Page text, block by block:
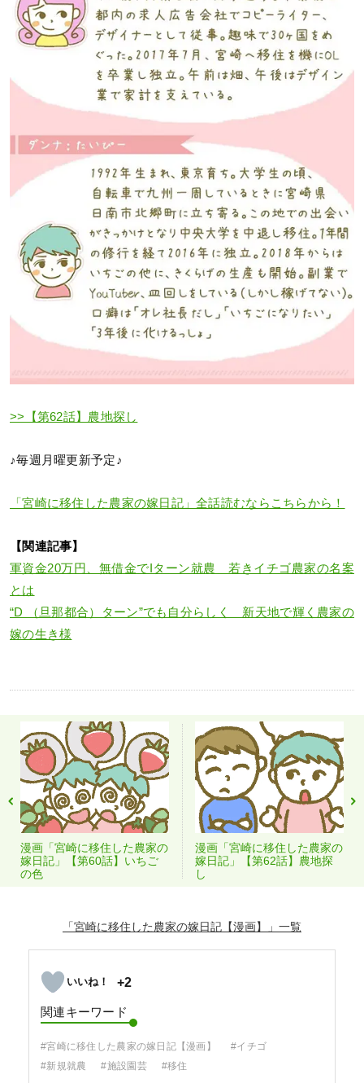
>>【第62話】農地探し
♪毎週月曜更新予定♪
「宮崎に移住した農家の嫁日記」全話読むならこちらから！
【関連記事】
軍資金20万円、無借金でIターン就農 若きイチゴ農家の名案
とは
“D （旦那都合）ターン”でも自分らしく 新天地で輝く農家の
嫁の生き様
漫画「宮崎に移住した農家の
嫁日記」【第60話】いちご
の色
漫画「宮崎に移住した農家の
嫁日記」【第62話】農地探
し
「宮崎に移住した農家の嫁日記【漫画】」
+2
関連キーワード
#宮崎に移住した農家の嫁日記【漫画】
#イチゴ
#新規就農
#施設園芸 #移住